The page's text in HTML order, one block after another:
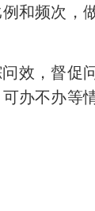
和频次，
效，督促
办不办等